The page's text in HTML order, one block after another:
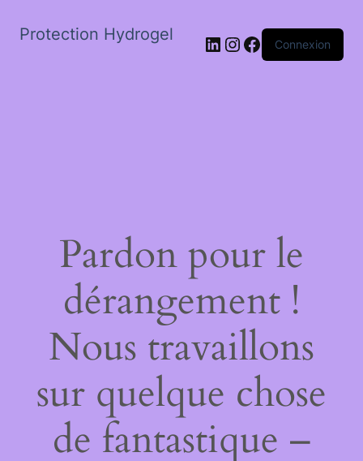
Protection Hydrogel LinkedIn
Instagram
Facebook
Connexion
Pardon pour le
dérangement !
Nous travaillons
sur quelque chose
de fantastique –